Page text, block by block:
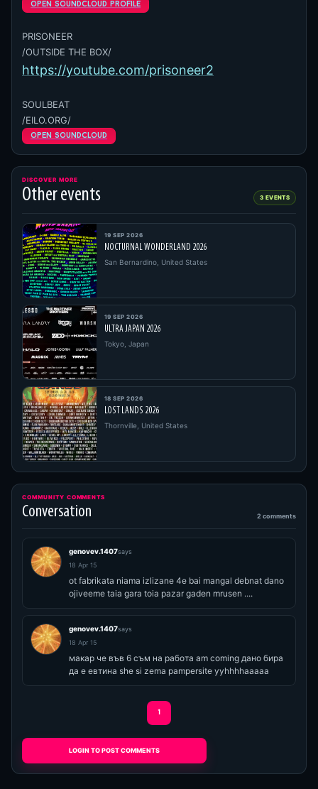
open soundcloud profile
PRISONEER
/OUTSIDE THE BOX/
https://youtube.com/prisoneer2
SOULBEAT
/EILO.ORG/
open soundcloud
DISCOVER MORE
Other events 3 EVENTS
19 SEP 2026
NOCTURNAL WONDERLAND 2026
San Bernardino, United States
19 SEP 2026
ULTRA JAPAN 2026
Tokyo, Japan
18 SEP 2026
LOST LANDS 2026
Thornville, United States
COMMUNITY COMMENTS
Conversation 2 comments
genovev.1407says
18 Apr 15
ot fabrikata niama izlizane 4e bai mangal debnat dano
ojiveeme taia gara toia pazar gaden mrusen ....
genovev.1407says
18 Apr 15
макар че във 6 съм на работа am coming дано бира
да е евтина she si zema pampersite yyhhhhaaaaa
1
LOGIN TO POST COMMENTS